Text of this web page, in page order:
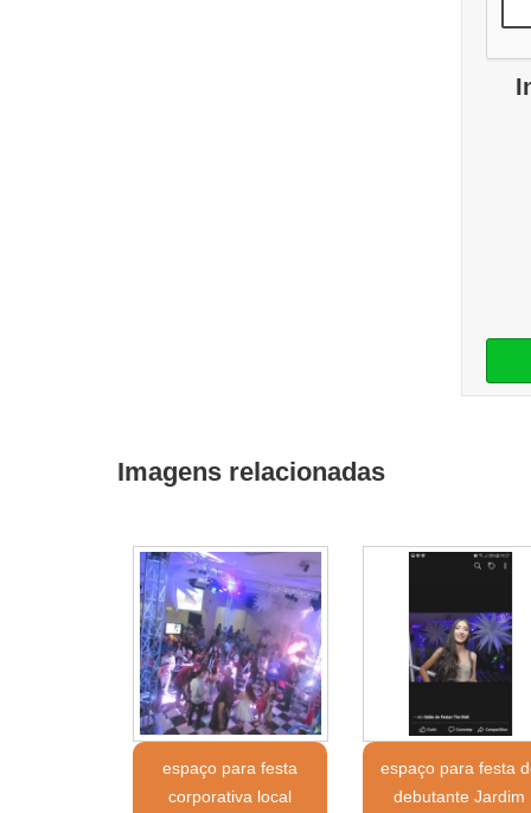
Imagens relacionadas
espaço para festa
corporativa local
espaço para festa
debutante Jardim